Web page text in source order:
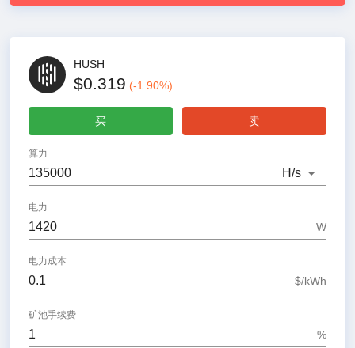
HUSH
$0.319 (-1.90%)
买 卖
算力
H/s
电力
W
电力成本
$/kWh
矿池手续费
%